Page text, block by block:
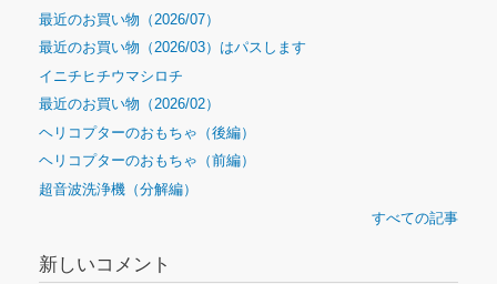
最近のお買い物（2026/07）
最近のお買い物（2026/03）はパスします
イニチヒチウマシロチ
最近のお買い物（2026/02）
ヘリコプターのおもちゃ（後編）
ヘリコプターのおもちゃ（前編）
超音波洗浄機（分解編）
すべての記事
新しいコメント